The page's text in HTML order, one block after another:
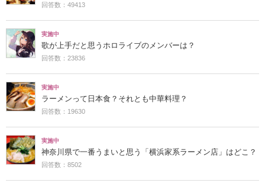
回答数：49413
実施中
歌が上手だと思うホロライブのメンバーは？
回答数：23836
実施中
ラーメンって日本食？それとも中華料理？
回答数：19630
実施中
神奈川県で一番うまいと思う「横浜家系ラーメン店」はどこ？
回答数：8502